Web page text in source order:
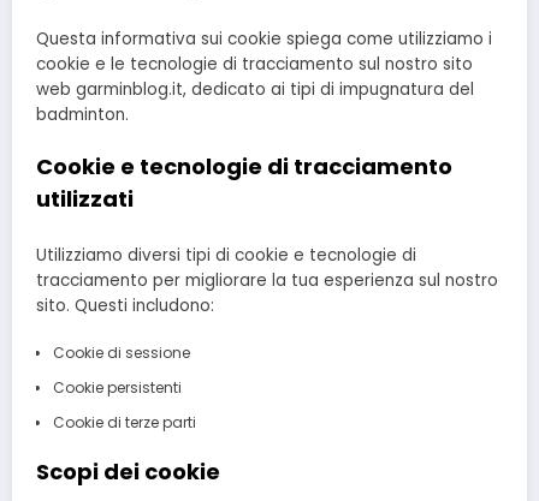
Questa informativa sui cookie spiega come utilizziamo i
cookie e le tecnologie di tracciamento sul nostro sito
web garminblog.it, dedicato ai tipi di impugnatura del
badminton.
Cookie e tecnologie di tracciamento
utilizzati
Utilizziamo diversi tipi di cookie e tecnologie di
tracciamento per migliorare la tua esperienza sul nostro
sito. Questi includono:
Cookie di sessione
Cookie persistenti
Cookie di terze parti
Scopi dei cookie